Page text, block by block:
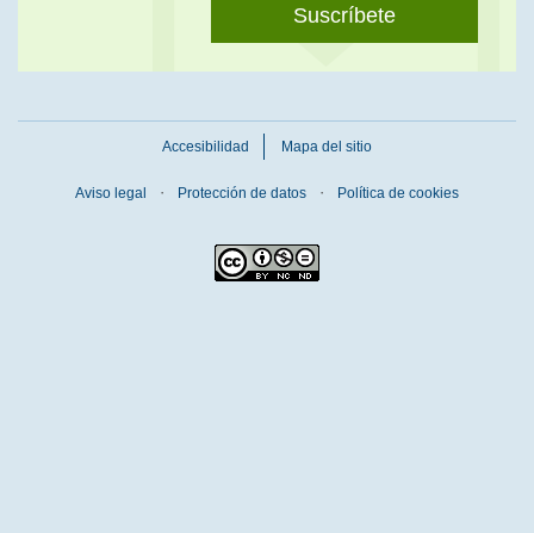
Suscríbete
Accesibilidad Mapa del sitio
Aviso legal Protección de datos Política de cookies